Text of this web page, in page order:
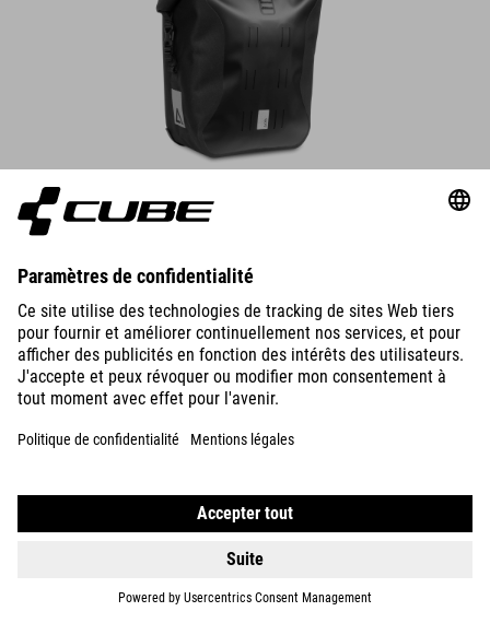
DÉTAILS
SACOCHE DE PORTE-BAGAGES PRO 20/2 CILINK